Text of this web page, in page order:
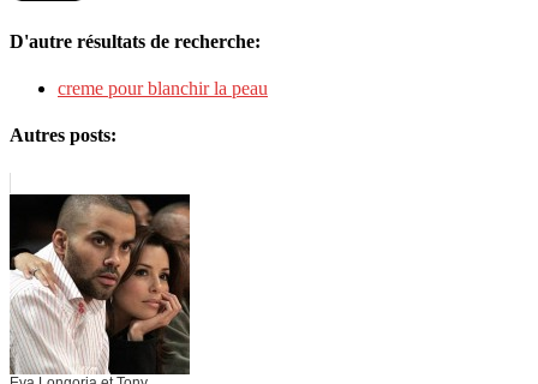
D'autre résultats de recherche:
creme pour blanchir la peau
Autres posts: